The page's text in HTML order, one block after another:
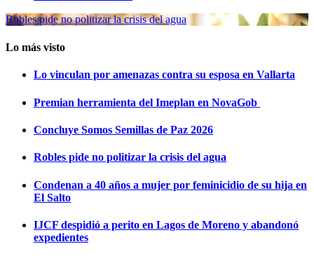
Robles pide no politizar la crisis del agua
Lo más visto
Lo vinculan por amenazas contra su esposa en Vallarta
Premian herramienta del Imeplan en NovaGob
Concluye Somos Semillas de Paz 2026
Robles pide no politizar la crisis del agua
Condenan a 40 años a mujer por feminicidio de su hija en
El Salto
IJCF despidió a perito en Lagos de Moreno y abandonó
expedientes